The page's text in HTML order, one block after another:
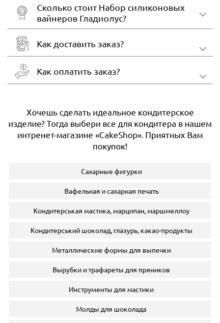
Сколько стоит Набор силиконовых
вайнеров Гладиолус?
Как доставить заказ?
Как оплатить заказ?
Хочешь сделать идеальное кондитерское
изделие? Тогда выбери все для кондитера в нашем
интренет-магазине «CakeShop». Приятных Вам
покупок!
Сахарные фигурки
Вафельная и сахарная печать
Кондитерськая мастика, марципан, маршмеллоу
Кондитерський шоколад, глазурь, какао-продукты
Металлические формы для выпечки
Вырубки и трафареты для пряников
Инструменты для мастики
Молды для шоколада